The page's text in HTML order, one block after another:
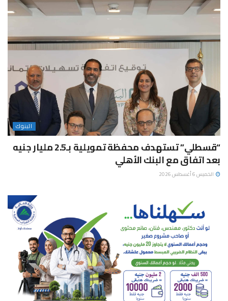
البنوك
“قسطلي” تستهدف محفظة تمويلية بـ2.5 مليار جنيه
بعد اتفاق مع البنك الأهلي
الخميس 6 أغسطس 2026